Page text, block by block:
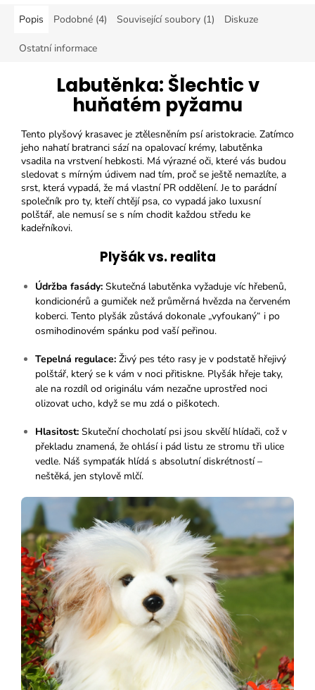
Popis Podobné (4) Související soubory (1) Diskuze
Ostatní informace
Labutěnka: Šlechtic v
huňatém pyžamu
Tento plyšový krasavec je ztělesněním psí aristokracie. Zatímco
jeho nahatí bratranci sází na opalovací krémy, labutěnka
vsadila na vrstvení hebkosti. Má výrazné oči, které vás budou
sledovat s mírným údivem nad tím, proč se ještě nemazlíte, a
srst, která vypadá, že má vlastní PR oddělení. Je to parádní
společník pro ty, kteří chtějí psa, co vypadá jako luxusní
polštář, ale nemusí se s ním chodit každou středu ke
kadeřníkovi.
Plyšák vs. realita
Údržba fasády: Skutečná labutěnka vyžaduje víc hřebenů,
kondicionérů a gumiček než průměrná hvězda na červeném
koberci. Tento plyšák zůstává dokonale „vyfoukaný“ i po
osmihodinovém spánku pod vaší peřinou.
Tepelná regulace: Živý pes této rasy je v podstatě hřejivý
polštář, který se k vám v noci přitiskne. Plyšák hřeje taky,
ale na rozdíl od originálu vám nezačne uprostřed noci
olizovat ucho, když se mu zdá o piškotech.
Hlasitost: Skuteční chocholatí psi jsou skvělí hlídači, což v
překladu znamená, že ohlásí i pád listu ze stromu tři ulice
vedle. Náš sympaťák hlídá s absolutní diskrétností –
neštěká, jen stylově mlčí.